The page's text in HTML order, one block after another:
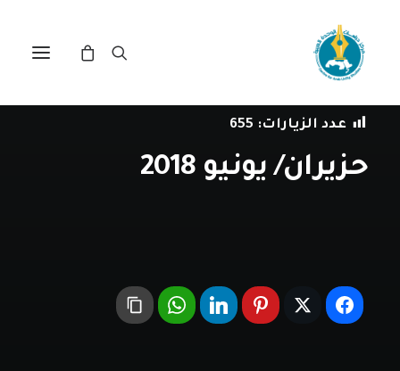
فيببليوغرافيا
عدد الزيارات: 655
حزيران/ يونيو 2018